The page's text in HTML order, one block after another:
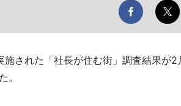
された「社長が住む街」調査結果が
。